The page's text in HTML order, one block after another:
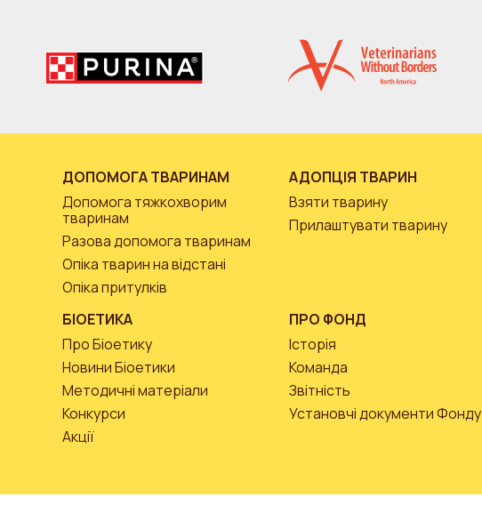
ДОПОМОГА ТВАРИНАМ
Допомога тяжкохворим
тваринам
Разова допомога тваринам
Опіка тварин на відстані
Опіка притулків
АДОПЦІЯ ТВАРИН
Взяти тварину
Прилаштувати тварину
БІОЕТИКА
Про Біоетику
Новини Біоетики
Методичні матеріали
Конкурси
Акції
ПРО ФОНД
Історія
Команда
Звітність
Установчі документи Фонду